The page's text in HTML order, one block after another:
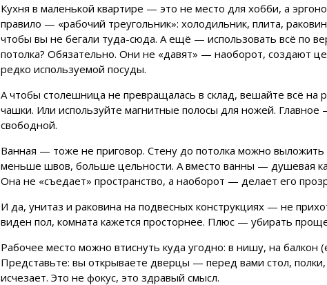
Кухня в маленькой квартире — это не место для хобби, а
правило — «рабочий треугольник»: холодильник, плита,
чтобы вы не бегали туда-сюда. А ещё — использовать всё по
потолка? Обязательно. Они не «давят» — наоборот, создают
редко используемой посуды.
А чтобы столешница не превращалась в склад, вешайте всё на
чашки. Или используйте магнитные полосы для ножей.
свободной.
Ванная — тоже не приговор. Стену до потолка можно
меньше швов, больше цельности. А вместо ванны — душевая
Она не «съедает» пространство, а наоборот — делает его
И да, унитаз и раковина на подвесных конструкциях — не
виден пол, комната кажется просторнее. Плюс — убирать
Рабочее место можно втиснуть куда угодно: в нишу, на балкон
Представьте: вы открываете дверцы — перед вами стол,
исчезает. Это не фокус, это здравый смысл.